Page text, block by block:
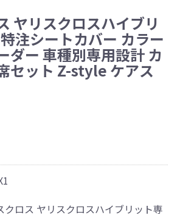
ヤリスクロスハイブリ
注シートカバー カラー
ダー 車種別専用設計 カ
セット Z-style ケアス
ロス ヤリスクロスハイブリット専